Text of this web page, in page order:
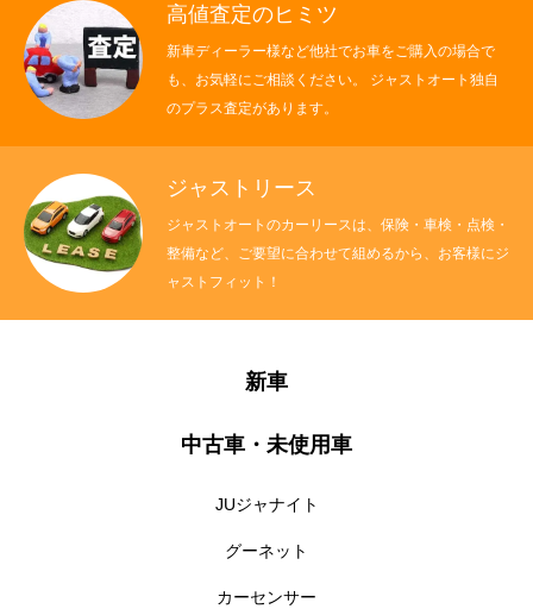
高値査定のヒミツ
新車ディーラー様など他社でお車をご購入の場合で
も、お気軽にご相談ください。 ジャストオート独自
のプラス査定があります。
ジャストリース
ジャストオートのカーリースは、保険・車検・点検・
整備など、ご要望に合わせて組めるから、お客様にジ
ャストフィット！
新車
中古車・未使用車
JUジャナイト
グーネット
カーセンサー